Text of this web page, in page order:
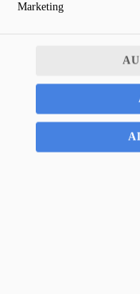
Pizza Diavolo (sehr
Pizza Potsdam;
Lieferservice; Pizzeria;
Marketing